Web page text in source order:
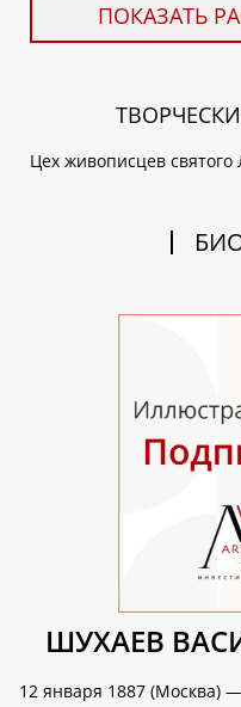
ПОКАЗАТЬ
Цех живописцев святого
ШУХАЕВ
12 января 1887 (Москва)